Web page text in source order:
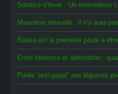
Solstice d’hiver : Un merveilleux
Mauvaise nouvelle : il n’y aura
Balata est la première poule à
Entre tristesse et admiration :
Purée “anti-gaspi” aux légumes